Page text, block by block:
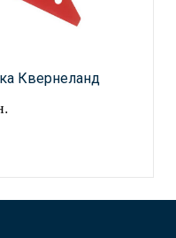
Квернеланд